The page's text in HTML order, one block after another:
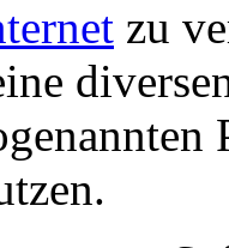
zu